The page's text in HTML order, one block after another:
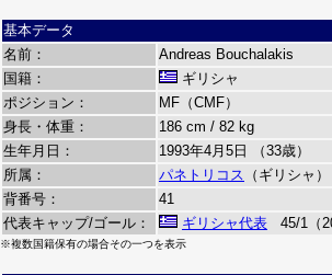
基本データ
名前：
Andreas Bouchalakis
国籍：
ギリシャ
ポジション：
MF（CMF）
身長・体重：
186 cm / 82 kg
生年月日：
1993年4月5日 （33歳）
所属：
パネトリコス （ギリシャ）
背番号：
41
代表キャップ/ゴール：
ギリシャ代表 45/1（
※複数国籍保有の場合その一つを表示